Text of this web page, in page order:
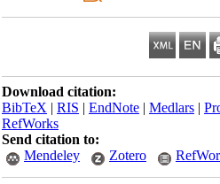
Download citation:
BibTeX|RIS|EndNote|Medlars|
RefWorks
Send citation to:
Mendeley
Zotero